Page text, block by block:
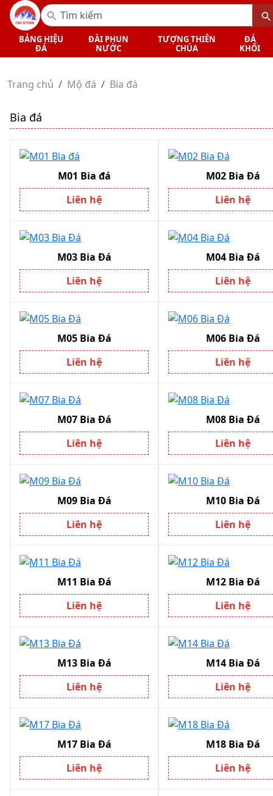
BẢNG HIỆU
ĐÁ
ĐÀI PHUN
NƯỚC
TƯỢNG THIÊN
CHÚA
ĐÁ
KHỐI
Trang chủ Mộ đá Bia đá
Bia đá
M01 Bia đá
Liên hệ
M02 Bia Đá
Liên hệ
M03 Bia Đá
Liên hệ
M04 Bia Đá
Liên hệ
M05 Bia Đá
Liên hệ
M06 Bia Đá
Liên hệ
M07 Bia Đá
Liên hệ
M08 Bia Đá
Liên hệ
M09 Bia Đá
Liên hệ
M10 Bia Đá
Liên hệ
M11 Bia Đá
Liên hệ
M12 Bia Đá
Liên hệ
M13 Bia Đá
Liên hệ
M14 Bia Đá
Liên hệ
M17 Bia Đá
Liên hệ
M18 Bia Đá
Liên hệ